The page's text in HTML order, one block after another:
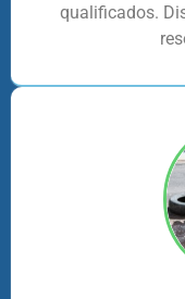
qualificados.